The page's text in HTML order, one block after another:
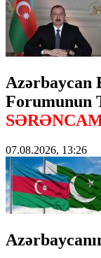
Azərbaycan
Forumunun
07.08.2026, 13:26